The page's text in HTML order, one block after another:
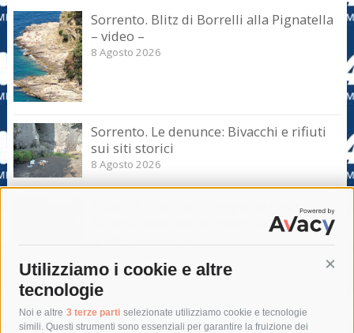
Utilizziamo i cookie e altre
tecnologie
Noi e altre 3 terze parti selezionate utilizziamo cookie e tecnologie
simili. Questi strumenti sono essenziali per garantire la fruizione dei
Sorrento. Blitz di Borrelli alla Pignatella
– video –
8 Agosto 2026
Sorrento. Le denunce: Bivacchi e rifiuti
sui siti storici
8 Agosto 2026
Nostra”, odio social contro la giunta.
Tag